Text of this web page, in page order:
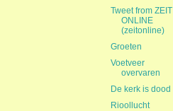
Tweet from ZEIT
ONLINE
(zeitonline)
Groeten
Voetveer
overvaren
De kerk is dood
Rioollucht